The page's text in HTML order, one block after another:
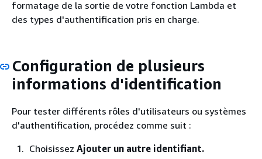
formatage de la sortie de votre fonction Lambda et
des types d'authentification pris en charge.
Configuration de plusieurs
informations d'identification
Pour tester différents rôles d'utilisateurs ou systèmes
d'authentification, procédez comme suit :
Choisissez Ajouter un autre identifiant.